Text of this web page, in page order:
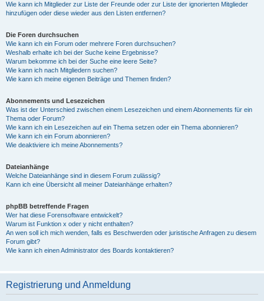
Wie kann ich Mitglieder zur Liste der Freunde oder zur Liste der ignorierten Mitglieder
hinzufügen oder diese wieder aus den Listen entfernen?
Die Foren durchsuchen
Wie kann ich ein Forum oder mehrere Foren durchsuchen?
Weshalb erhalte ich bei der Suche keine Ergebnisse?
Warum bekomme ich bei der Suche eine leere Seite?
Wie kann ich nach Mitgliedern suchen?
Wie kann ich meine eigenen Beiträge und Themen finden?
Abonnements und Lesezeichen
Was ist der Unterschied zwischen einem Lesezeichen und einem Abonnements für ein
Thema oder Forum?
Wie kann ich ein Lesezeichen auf ein Thema setzen oder ein Thema abonnieren?
Wie kann ich ein Forum abonnieren?
Wie deaktiviere ich meine Abonnements?
Dateianhänge
Welche Dateianhänge sind in diesem Forum zulässig?
Kann ich eine Übersicht all meiner Dateianhänge erhalten?
phpBB betreffende Fragen
Wer hat diese Forensoftware entwickelt?
Warum ist Funktion x oder y nicht enthalten?
An wen soll ich mich wenden, falls es Beschwerden oder juristische Anfragen zu diesem
Forum gibt?
Wie kann ich einen Administrator des Boards kontaktieren?
Registrierung und Anmeldung